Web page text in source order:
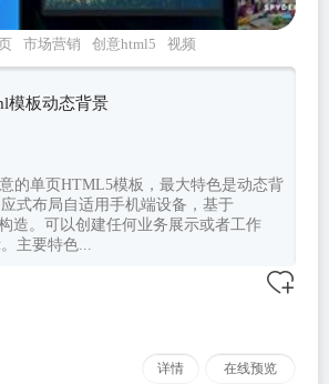
市场营销 创意html5
视频
模板动态背景
的单页HTML5模板，最大特色是动态背
式布局自适用手机端设备，基于
造。可以创建任何业务展示或者工作
主要特色...
详情 在线预览